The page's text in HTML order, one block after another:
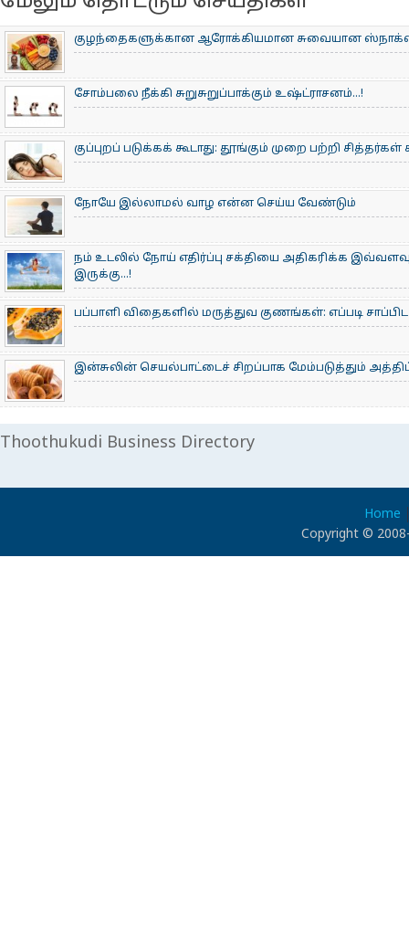
குழந்தைகளுக்கான ஆரோக்கியமான சுவையான
சோம்பலை நீக்கி சுறுசுறுப்பாக்கும் உஷ்ட்ராசனம்...!
குப்புறப் படுக்கக் கூடாது: தூங்கும் முறை பற்றி சித்தர்கள்
நோயே இல்லாமல் வாழ என்ன செய்ய வேண்டும்
நம் உடலில் நோய் எதிர்ப்பு சக்தியை அதிகரிக்க
இருக்கு…!
பப்பாளி விதைகளில் மருத்துவ குணங்கள்: ​எப்படி
இன்சுலின் செயல்பாட்டைச் சிறப்பாக மேம்படுத்தும்
Thoothukudi Business Directory
Home
Copyright ©